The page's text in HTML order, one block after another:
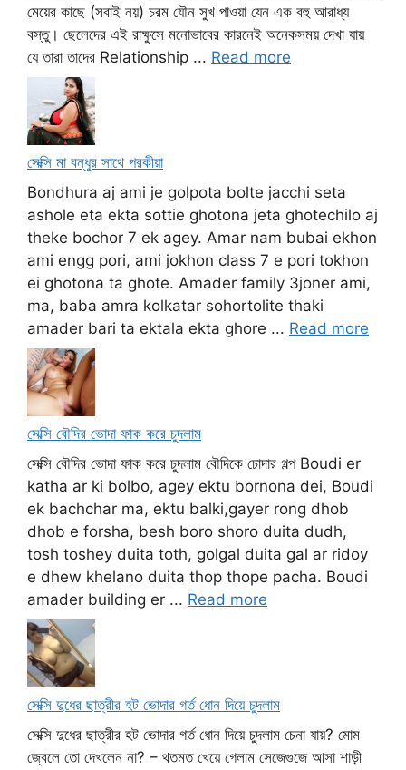
মেয়ের কাছে (সবাই নয়) চরম যৌন সুখ পাওয়া যেন এক বহু আরাধ্য
বস্তু। ছেলেদের এই রাক্ষুসে মনোভাবের কারনেই অনেকসময় দেখা যায়
যে তারা তাদের Relationship ... Read more
সেক্সি মা বন্ধুর সাথে পরকীয়া
Bondhura aj ami je golpota bolte jacchi seta
ashole eta ekta sottie ghotona jeta ghotechilo aj
theke bochor 7 ek agey. Amar nam bubai ekhon
ami engg pori, ami jokhon class 7 e pori tokhon
ei ghotona ta ghote. Amader family 3joner ami,
ma, baba amra kolkatar sohortolite thaki
amader bari ta ektala ekta ghore ... Read more
সেক্সি বৌদির ভোদা ফাক করে চুদলাম
সেক্সি বৌদির ভোদা ফাক করে চুদলাম বৌদিকে চোদার গল্প Boudi er
katha ar ki bolbo, agey ektu bornona dei, Boudi
ek bachchar ma, ektu balki,gayer rong dhob
dhob e forsha, besh boro shoro duita dudh,
tosh toshey duita toth, golgal duita gal ar ridoy
e dhew khelano duita thop thope pacha. Boudi
amader building er ... Read more
সেক্সি দুধের ছাত্রীর হট ভোদার গর্ত ধোন দিয়ে চুদলাম
সেক্সি দুধের ছাত্রীর হট ভোদার গর্ত ধোন দিয়ে চুদলাম চেনা যায়? মোম
জ্বেলে তো দেখলেন না? – থতমত খেয়ে গেলাম সেজেগুজে আসা শাড়ী